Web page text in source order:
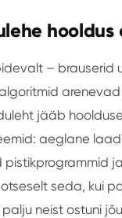
hooldus
– brauserid
jääb
aeglane
pistikprogrammid
seda, kui
neist ostuni